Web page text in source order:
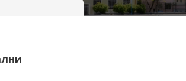
Седмично разписание